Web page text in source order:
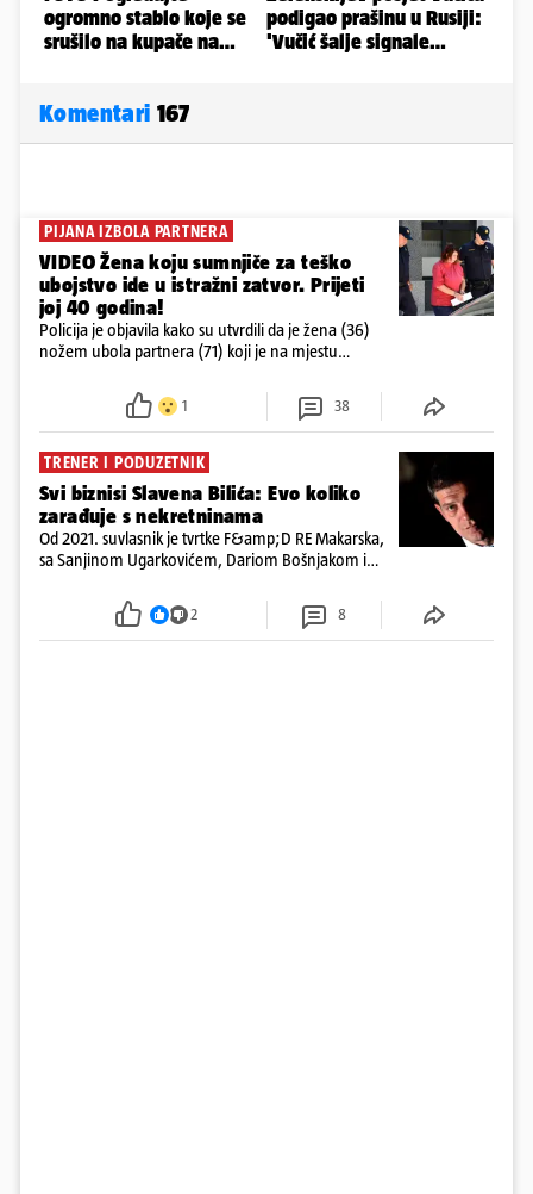
Komentari 167
PIJANA IZBOLA PARTNERA
VIDEO Žena koju sumnjiče za teško
ubojstvo ide u istražni zatvor. Prijeti
joj 40 godina!
Policija je objavila kako su utvrdili da je žena (36)
nožem ubola partnera (71) koji je na mjestu
ispitali i poslali u istražni zatvor
1 38
TRENER I PODUZETNIK
Svi biznisi Slavena Bilića: Evo koliko
zarađuje s nekretninama
Od 2021. suvlasnik je tvrtke F&amp;D RE Makarska,
sa Sanjinom Ugarkovićem, Dariom Bošnjakom i
poslovanje nekretninama, a od osnutka nema
2 8